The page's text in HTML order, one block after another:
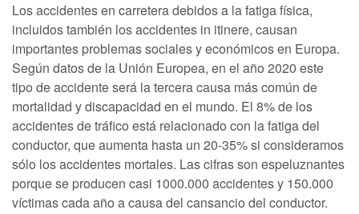
Los accidentes en carretera debidos a la fatiga física,
incluidos también los accidentes in itinere, causan
importantes problemas sociales y económicos en Europa.
Según datos de la Unión Europea, en el año 2020 este
tipo de accidente será la tercera causa más común de
mortalidad y discapacidad en el mundo. El 8% de los
accidentes de tráfico está relacionado con la fatiga del
conductor, que aumenta hasta un 20-35% si consideramos
sólo los accidentes mortales. Las cifras son espeluznantes
porque se producen casi 1000.000 accidentes y 150.000
víctimas cada año a causa del cansancio del conductor.